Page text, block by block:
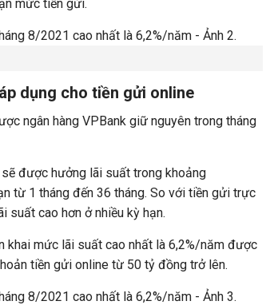
mức tiền gửi.
dụng cho tiền gửi online
ngân hàng VPBank giữ nguyên trong tháng
được hưởng lãi suất trong khoảng
từ 1 tháng đến 36 tháng. So với tiền gửi trực
suất cao hơn ở nhiều kỳ hạn.
khai mức lãi suất cao nhất là 6,2%/năm được
tiền gửi online từ 50 tỷ đồng trở lên.